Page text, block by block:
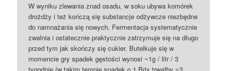
W wyniku zlewania znad osadu, w soku ubywa komórek
drożdży i też kończą się substancje odżywcze niezbędne
do namnażania się nowych. Fermentacja systematycznie
zwalnia i ostatecznie praktycznie zatrzymuje się na długo
przed tym jak skończy się cukier. Butelkuje się w
momencie gry spadek gęstości wynosi ~1g / litr / 3